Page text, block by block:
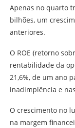
Apenas no quarto
bilhões, um
anteriores.
O ROE (retorno
rentabilidade da
21,6%, de um ano
inadimplência e
O crescimento no
na margem